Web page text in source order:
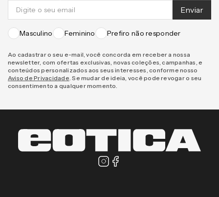
Enviar
Masculino Feminino Prefiro não responder
Ao cadastrar o seu e-mail, você concorda em receber a nossa
newsletter, com ofertas exclusivas, novas coleções, campanhas, e
conteúdos personalizados aos seus interesses, conforme nosso
Aviso de Privacidade . Se mudar de ideia, você pode revogar o seu
consentimento a qualquer momento.